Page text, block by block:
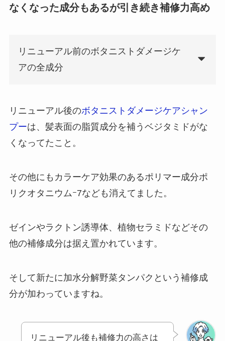
なくなった成分もあるが引き続き補修力高め
リニューアル前のボタニストダメージケ
アの全成分
リニューアル後のボタニストダメージケアシャン
プーは、髪表面の脂質成分を補うベジタミドがな
くなってたこと。
その他にもカラーケア効果のあるポリマー成分ポ
リクオタニウムｰ7なども消えてました。
ゼインやラクトン誘導体、植物セラミドなどその
他の補修成分は据え置かれています。
そして新たに加水分解野菜タンパクという補修成
分が加わっていますね。
リニューアル後も補修力の高さは